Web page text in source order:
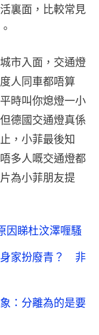
裏面，比較常見
市入面，交通燈
人同車都唔算
時叫你熄燈一小
德國交通燈真係
，小菲最後知
多人嘅交通燈都
為小菲朋友提
因睇杜汶澤喱騷
身家扮廢青？ 非
：分離為的是要